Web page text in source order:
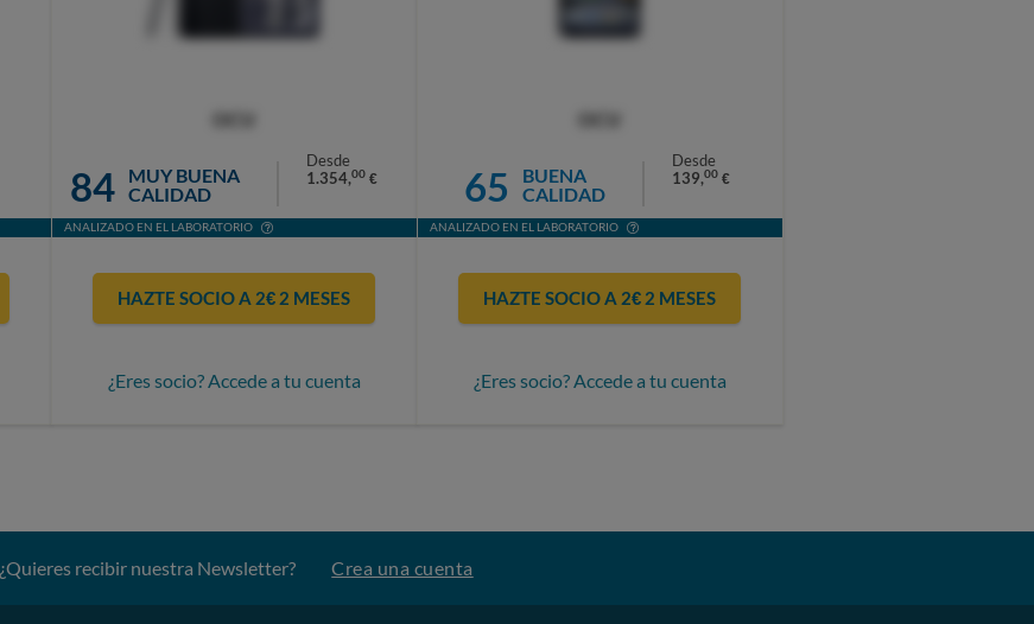
84
MUY BUENA
CALIDAD
Desde
1.354,00 €
ANALIZADO EN EL LABORATORIO
HAZTE SOCIO A 2€ 2 MESES
¿Eres socio? Accede a tu cuenta
65
BUENA
CALIDAD
Desde
139,00 €
ANALIZADO EN EL LABORATORIO
HAZTE SOCIO A 2€ 2 MESES
¿Eres socio? Accede a tu cuenta
¿Quieres recibir nuestra Newsletter? Crea una cuenta